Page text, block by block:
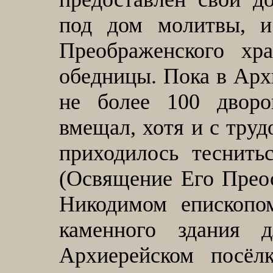
под дом молитвы, и
Преображенского
обедницы. Пока в
не более 100
вмещал, хотя и с
приходилось
(Освящение Его
Никодимом
каменного
Архиерейском